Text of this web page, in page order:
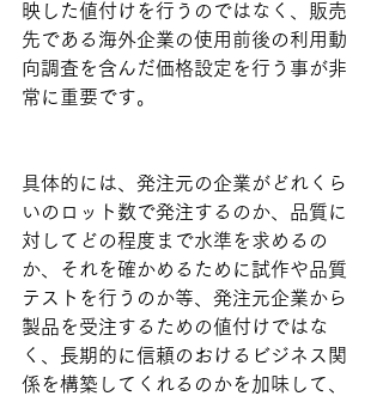
映した値付けを行うのではなく、販売
先である海外企業の使用前後の利用動
向調査を含んだ価格設定を行う事が非
常に重要です。
具体的には、発注元の企業がどれくら
いのロット数で発注するのか、品質に
対してどの程度まで水準を求めるの
か、それを確かめるために試作や品質
テストを行うのか等、発注元企業から
製品を受注するための値付けではな
く、長期的に信頼のおけるビジネス関
係を構築してくれるのかを加味して、